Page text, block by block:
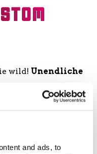
and ads, to
wild! Unendliche
mit Full-Custom.
und teilen uns